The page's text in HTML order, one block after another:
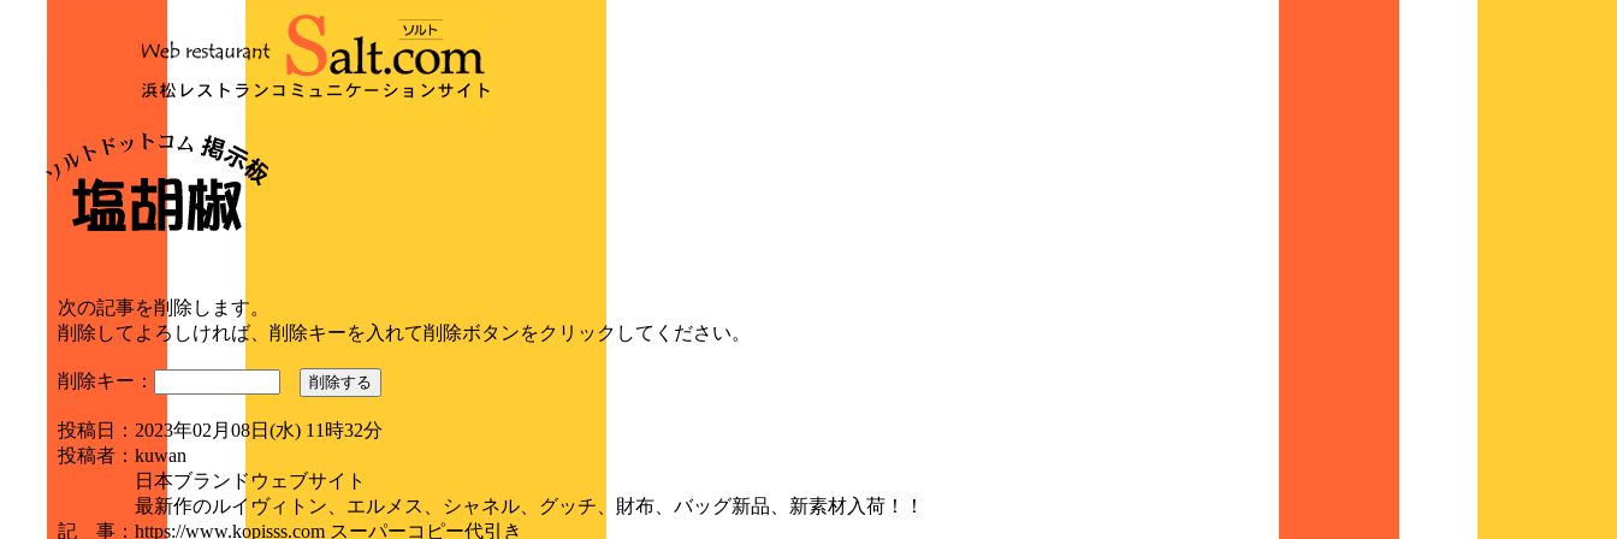
次の記事を削除します。
削除してよろしければ、削除キーを入れて削除ボタンをクリックしてください。
削除キー： 削除する
投稿日 ： 2023年02月08日(水) 11時32分
投稿者 ： kuwan
記 事 ：
日本ブランドウェブサイト
最新作のルイヴィトン、エルメス、シャネル、グッチ、財布、バッグ新品、新素材入荷！！
https://www.kopisss.com スーパーコピー代引き